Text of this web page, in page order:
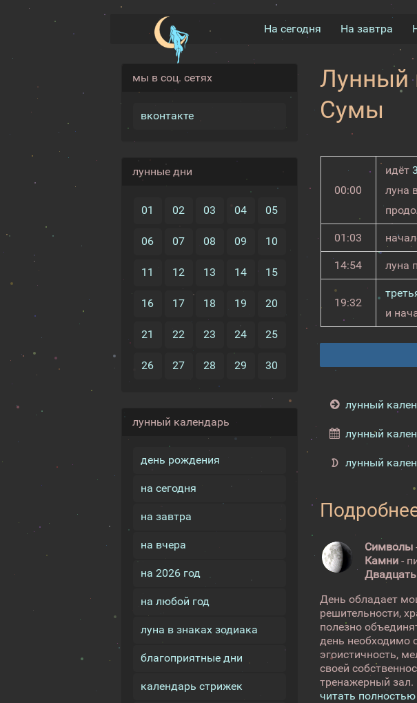
На сегодня На завтра
мы в соц. сетях
вконтакте
лунные дни
01 02 03 04 05
06 07 08 09 10
11 12 13 14 15
16 17 18 19 20
21 22 23 24 25
26 27 28 29 30
лунный календарь
день рождения
на сегодня
на завтра
на вчера
на 2026 год
на любой год
луна в знаках зодиака
благоприятные дни
календарь стрижек
Лунный
Сумы
00:00
идёт
луна
01:03
14:54 луна
19:32
и
лунный
лунный
лунный
Символы
Камни -
День обладает
решительности,
полезно
день необходимо
эгоистичность,
своей
тренажерный зал.
читать